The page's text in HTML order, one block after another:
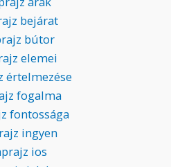
bejárat
bútor
elemei
értelmezése
fogalma
fontossága
ingyen
ios